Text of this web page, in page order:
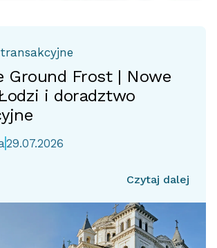
Ground Frost | Nowe
i doradztwo
29.07.2026
Czytaj dalej